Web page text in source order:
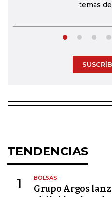
temas
TENDENCIAS
1 BOLSAS
Grupo Argos